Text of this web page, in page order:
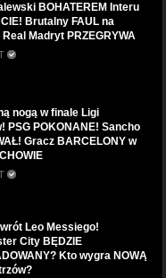
BOHATEREM Interu
Brutalny FAUL na
Real Madryt PRZEGRYWA
nogą w finale Ligi
PSG POKONANE! Sancho
Gracz BARCELONY w
Leo Messiego!
City BĘDZIE
Kto wygra NOWĄ